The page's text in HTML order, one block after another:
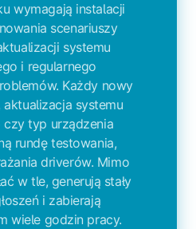
wymagają instalacji
scenariuszy
systemu
i regularnego
Każdy nowy
systemu
typ urządzenia
rundę testowania,
driverów. Mimo
w tle, generują stały
i zabierają
wiele godzin pracy.